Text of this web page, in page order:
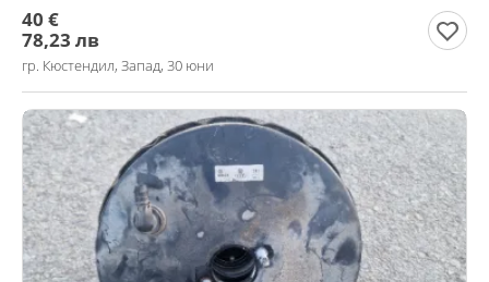
40 €
78,23 лв
гр. Кюстендил, Запад, 30 юни